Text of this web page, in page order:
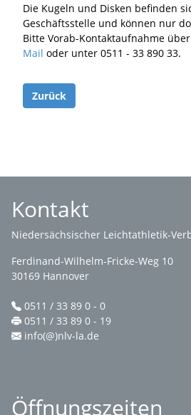
Die Kugeln und Disken befinden
Geschäftsstelle und können nur
Bitte Vorab-Kontaktaufnahme
Mail oder unter 0511 - 33 890 33.
Zurück
Kontakt
Niedersächsischer Leichtathletik-
Ferdinand-Wilhelm-Fricke-Weg 10
30169 Hannover
0511 / 33 89 0 - 0
0511 / 33 89 0 - 19
info(@)nlv-la.de
Öffnungszeiten